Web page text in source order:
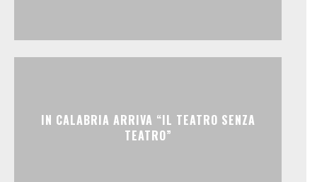
IN CALABRIA ARRIVA “IL TEATRO SENZA
TEATRO”